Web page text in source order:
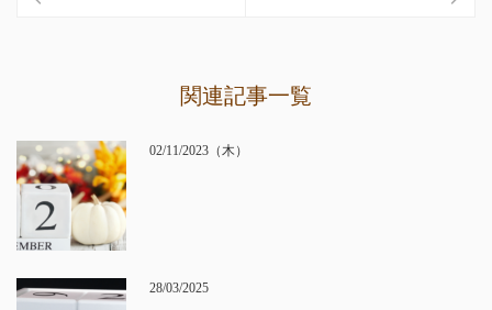
関連記事一覧
02/11/2023（木）
28/03/2025